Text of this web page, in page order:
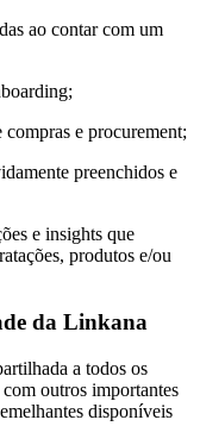
ao contar com um
e procurement;
preenchidos e
e insights que
produtos e/ou
da Linkana
a todos os
outros importantes
disponíveis